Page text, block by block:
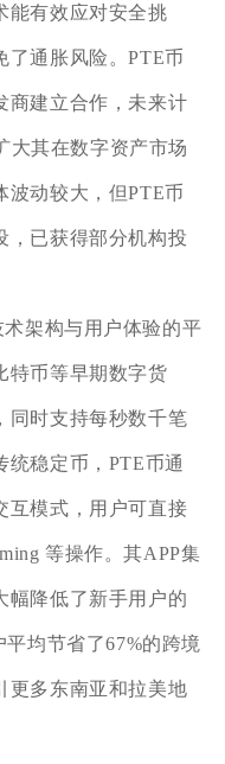
能有效应对安全挑
了通胀风险。PTE币
商建立合作，未来计
大其在数字资产市场
波动较大，但PTE币
，已获得部分机构投
架构与用户体验的平
特币等早期数字货
同时支持每秒数千笔
统稳定币，PTE币通
互模式，用户可直接
等操作。其APP集
幅降低了新手用户的
均节省了67%的跨境
更多东南亚和拉美地